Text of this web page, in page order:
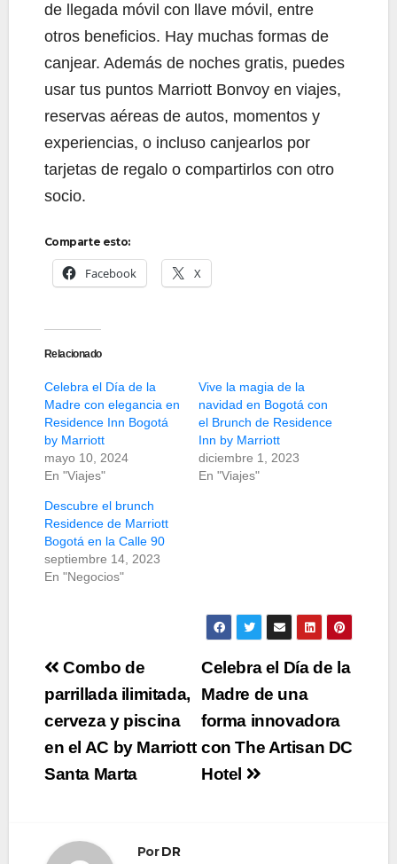
de llegada móvil con llave móvil, entre
otros beneficios. Hay muchas formas de
canjear. Además de noches gratis, puedes
usar tus puntos Marriott Bonvoy en viajes,
reservas aéreas de autos, momentos y
experiencias, o incluso canjearlos por
tarjetas de regalo o compartirlos con otro
socio.
Comparte esto:
Facebook X
Relacionado
Celebra el Día de la
Madre con elegancia en
Residence Inn Bogotá
by Marriott
mayo 10, 2024
En "Viajes"
Vive la magia de la
navidad en Bogotá con
el Brunch de Residence
Inn by Marriott
diciembre 1, 2023
En "Viajes"
Descubre el brunch
Residence de Marriott
Bogotá en la Calle 90
septiembre 14, 2023
En "Negocios"
Navegación
de
entradas
Celebra el Día de la
Madre de una
forma innovadora
con The Artisan DC
Hotel
Combo de
parrillada ilimitada,
cerveza y piscina
en el AC by Marriott
Santa Marta
PorDR